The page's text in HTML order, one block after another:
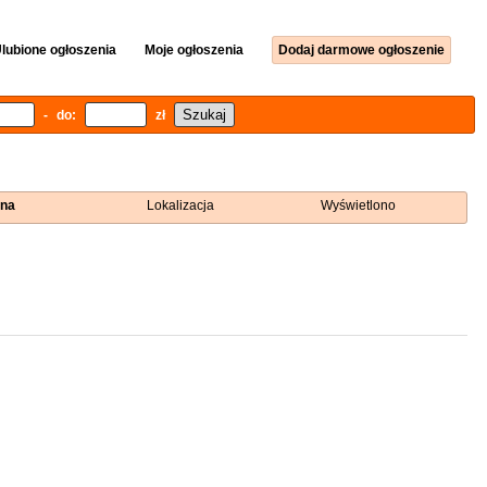
ogłoszenia Moje ogłoszenia Dodaj darmowe ogłoszenie
- do: zł
Lokalizacja Wyświetlono